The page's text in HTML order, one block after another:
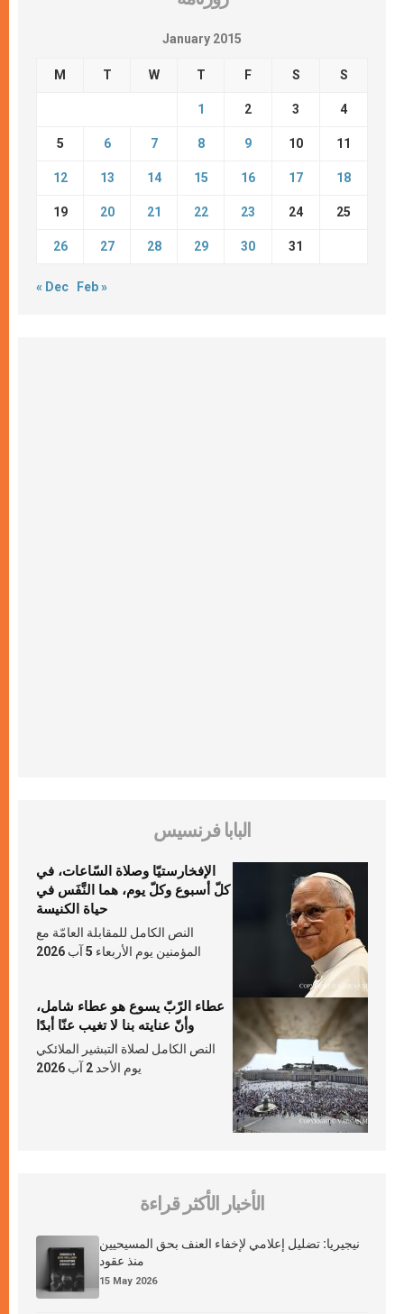
January 2015
M T W T F S S
1 2 3 4
5 6 7 8 9 10 11
12 13 14 15 16 17 18
19 20 21 22 23 24 25
26 27 28 29 30 31
« Dec Feb »
البابا فرنسيس
الإفخارستيّا وصلاة السّاعات، في
كلّ أسبوع وكلّ يوم، هما النَّفَس في
حياة الكنيسة
النص الكامل للمقابلة العامّة مع
المؤمنين يوم الأربعاء 5 آب 2026
عطاء الرّبّ يسوع هو عطاء شامل،
وأنّ عنايته بنا لا تغيب عنّا أبدًا
النص الكامل لصلاة التبشير الملائكي
يوم الأحد 2 آب 2026
الأخبار الأكثر قراءة
نيجيريا: تضليل إعلامي لإخفاء العنف بحق المسيحيين
منذ عقود
15 May 2026